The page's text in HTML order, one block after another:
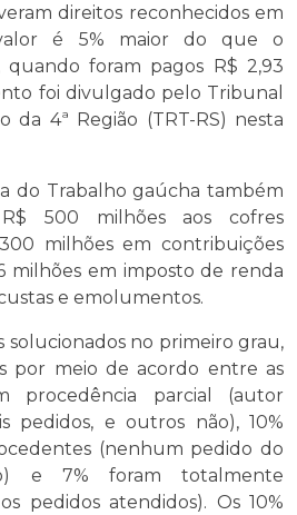
direitos reconhecidos em
é 5% maior do que o
foram pagos R$ 2,93
foi divulgado pelo Tribunal
da 4ª Região (TRT-RS) nesta
do Trabalho gaúcha também
500 milhões aos cofres
milhões em contribuições
milhões em imposto de renda
e emolumentos.
solucionados no primeiro grau,
por meio de acordo entre as
procedência parcial (autor
pedidos, e outros não), 10%
(nenhum pedido do
e 7% foram totalmente
pedidos atendidos). Os 10%